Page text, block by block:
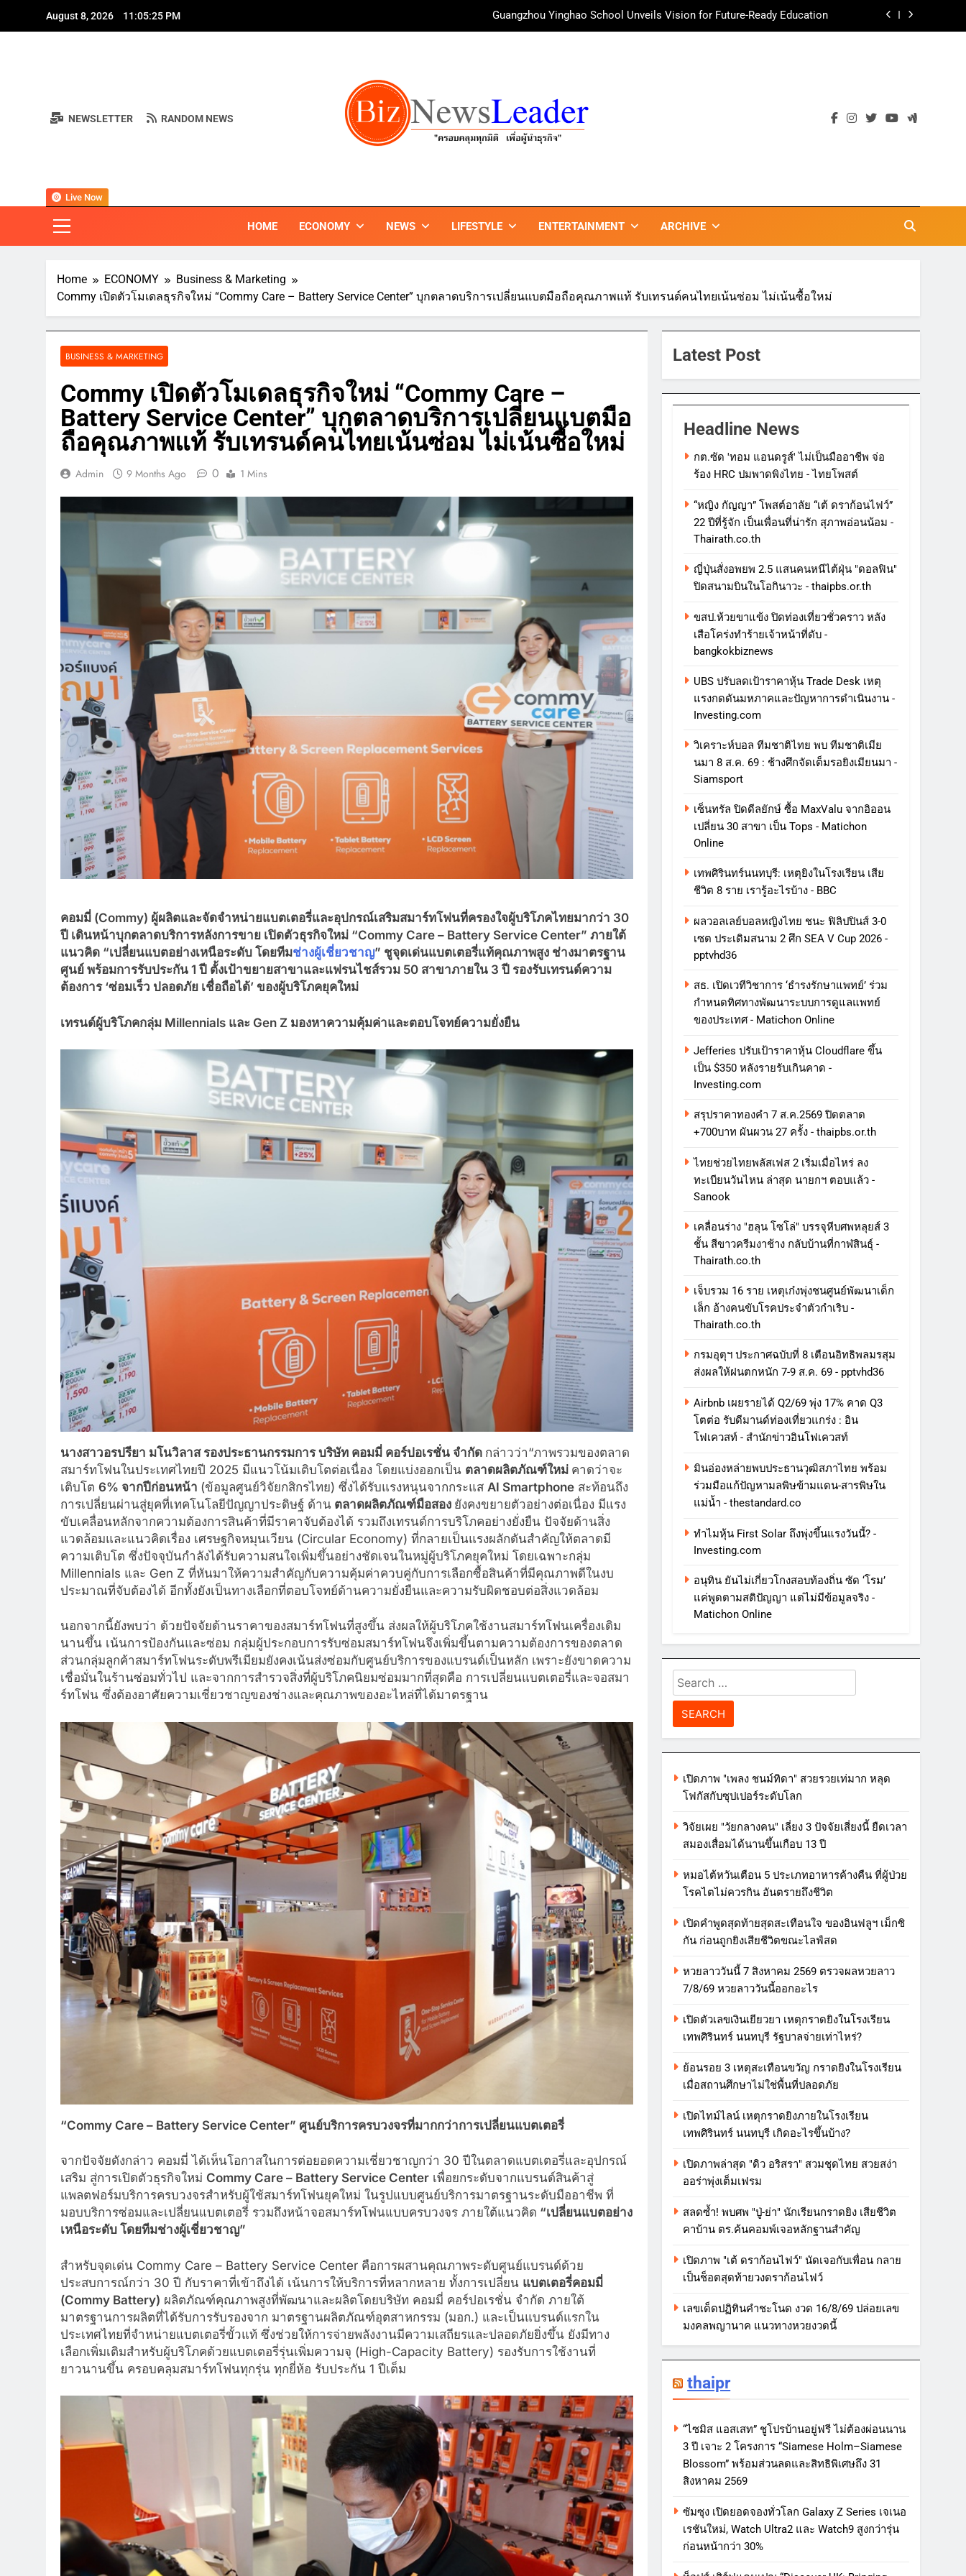
August 8, 2026 11:05:27 PM
AirAsia X SEE FAH พันธมิตรทางธุรกิจยาวนานกว่า 20 ปี ต่อยอดเสิร์ฟความอร่อย ยกเมนูระดับตำนาน “ข้าวหน้าไก่
บ้านหนองสองห้องจัดใหญ่ “แห่เทียนพรรษา – ผ้าป่าซาเล้งปลอดเหล้าเข้าพรรษา 2569” ชูพลังชุมชนสืบสานพุทธ
Guangzhou Yinghao School Unveils Vision for Future-Ready Education
AirAsia X SEE FAH พันธมิตรทางธุรกิจยาวนานกว่า 20 ปี ต่อยอดเสิร์ฟความอร่อย ยกเมนูระดับตำนาน “ข้าวหน้าไก่
NEWSLETTER RANDOM NEWS
HOME ECONOMY NEWS LIFESTYLE ENTERTAINMENT ARCHIVE
Live Now
Home ECONOMY
Business & Marketing
Commy เปิดตัวโมเดลธุรกิจใหม่ “Commy Care – Battery Service Center” บุกตลาดบริการเปลี่ยนแบตมือถือคุณภาพแท้ รับเทรนด์คนไทยเน้นซ่อม ไม่เน้นซื้อใหม่
BUSINESS & MARKETING
Commy เปิดตัวโมเดลธุรกิจใหม่ “Commy Care –
Battery Service Center” บุกตลาดบริการเปลี่ยนแบตมือ
ถือคุณภาพแท้ รับเทรนด์คนไทยเน้นซ่อม ไม่เน้นซื้อใหม่
Admin 9 Months Ago 0 1 Mins
คอมมี่ (Commy) ผู้ผลิตและจัดจำหน่ายแบตเตอรี่และอุปกรณ์เสริมสมาร์ทโฟนที่ครองใจผู้บริโภคไทยมากว่า 30
ปี เดินหน้าบุกตลาดบริการหลังการขาย เปิดตัวธุรกิจใหม่ “Commy Care – Battery Service Center” ภายใต้
แนวคิด “เปลี่ยนแบตอย่างเหนือระดับ โดยทีมช่างผู้เชี่ยวชาญ” ชูจุดเด่นแบตเตอรี่แท้คุณภาพสูง ช่างมาตรฐาน
ศูนย์ พร้อมการรับประกัน 1 ปี ตั้งเป้าขยายสาขาและแฟรนไชส์รวม 50 สาขาภายใน 3 ปี รองรับเทรนด์ความ
ต้องการ ‘ซ่อมเร็ว ปลอดภัย เชื่อถือได้’ ของผู้บริโภคยุคใหม่
เทรนด์ผู้บริโภคกลุ่ม Millennials และ Gen Z มองหาความคุ้มค่าและตอบโจทย์ความยั่งยืน
นางสาวอรปรียา มโนวิลาส รองประธานกรรมการ บริษัท คอมมี่ คอร์ปอเรชั่น จำกัด กล่าวว่า“ภาพรวมของตลาด
สมาร์ทโฟนในประเทศไทยปี 2025 มีแนวโน้มเติบโตต่อเนื่อง โดยแบ่งออกเป็น ตลาดผลิตภัณฑ์ใหม่ คาดว่าจะ
เติบโต 6% จากปีก่อนหน้า (ข้อมูลศูนย์วิจัยกสิกรไทย) ซึ่งได้รับแรงหนุนจากกระแส AI Smartphone สะท้อนถึง
การเปลี่ยนผ่านสู่ยุคที่เทคโนโลยีปัญญาประดิษฐ์ ด้าน ตลาดผลิตภัณฑ์มือสอง ยังคงขยายตัวอย่างต่อเนื่อง มีแรง
ขับเคลื่อนหลักจากความต้องการสินค้าที่มีราคาจับต้องได้ รวมถึงเทรนด์การบริโภคอย่างยั่งยืน ปัจจัยด้านสิ่ง
แวดล้อมและแนวคิดเรื่อง เศรษฐกิจหมุนเวียน (Circular Economy) ที่กลายเป็นแรงผลักดันสำคัญให้ตลาดมี
ความเติบโต ซึ่งปัจจุบันกำลังได้รับความสนใจเพิ่มขึ้นอย่างชัดเจนในหมู่ผู้บริโภคยุคใหม่ โดยเฉพาะกลุ่ม
Millennials และ Gen Z ที่หันมาให้ความสำคัญกับความคุ้มค่าควบคู่กับการเลือกซื้อสินค้าที่มีคุณภาพดีในงบ
ประมาณที่จับต้องได้ อีกทั้งยังเป็นทางเลือกที่ตอบโจทย์ด้านความยั่งยืนและความรับผิดชอบต่อสิ่งแวดล้อม
นอกจากนี้ยังพบว่า ด้วยปัจจัยด้านราคาของสมาร์ทโฟนที่สูงขึ้น ส่งผลให้ผู้บริโภคใช้งานสมาร์ทโฟนเครื่องเดิม
นานขึ้น เน้นการป้องกันและซ่อม กลุ่มผู้ประกอบการรับซ่อมสมาร์ทโฟนจึงเพิ่มขึ้นตามความต้องการของตลาด
ส่วนกลุ่มลูกค้าสมาร์ทโฟนระดับพรีเมียมยังคงเน้นส่งซ่อมกับศูนย์บริการของแบรนด์เป็นหลัก เพราะยังขาดความ
เชื่อมั่นในร้านซ่อมทั่วไป และจากการสำรวจสิ่งที่ผู้บริโภคนิยมซ่อมมากที่สุดคือ การเปลี่ยนแบตเตอรี่และจอสมา
ร์ทโฟน ซึ่งต้องอาศัยความเชี่ยวชาญของช่างและคุณภาพของอะไหล่ที่ได้มาตรฐาน
“Commy Care – Battery Service Center” ศูนย์บริการครบวงจรที่มากกว่าการเปลี่ยนแบตเตอรี่
จากปัจจัยดังกล่าว คอมมี่ ได้เห็นโอกาสในการต่อยอดความเชี่ยวชาญกว่า 30 ปีในตลาดแบตเตอรี่และอุปกรณ์
เสริม สู่การเปิดตัวธุรกิจใหม่ Commy Care – Battery Service Center เพื่อยกระดับจากแบรนด์สินค้าสู่
แพลตฟอร์มบริการครบวงจรสำหรับผู้ใช้สมาร์ทโฟนยุคใหม่ ในรูปแบบศูนย์บริการมาตรฐานระดับมืออาชีพ ที่
มอบบริการซ่อมและเปลี่ยนแบตเตอรี่ รวมถึงหน้าจอสมาร์ทโฟนแบบครบวงจร ภายใต้แนวคิด “เปลี่ยนแบตอย่าง
เหนือระดับ โดยทีมช่างผู้เชี่ยวชาญ”
สำหรับจุดเด่น Commy Care – Battery Service Center คือการผสานคุณภาพระดับศูนย์แบรนด์ด้วย
ประสบการณ์กว่า 30 ปี กับราคาที่เข้าถึงได้ เน้นการให้บริการที่หลากหลาย ทั้งการเปลี่ยน แบตเตอรี่คอมมี่
(Commy Battery) ผลิตภัณฑ์คุณภาพสูงที่พัฒนาและผลิตโดยบริษัท คอมมี่ คอร์ปอเรชั่น จำกัด ภายใต้
มาตรฐานการผลิตที่ได้รับการรับรองจาก มาตรฐานผลิตภัณฑ์อุตสาหกรรม (มอก.) และเป็นแบรนด์แรกใน
ประเทศไทยที่จำหน่ายแบตเตอรี่ขั้วแท้ ซึ่งช่วยให้การจ่ายพลังงานมีความเสถียรและปลอดภัยยิ่งขึ้น ยังมีทาง
เลือกเพิ่มเติมสำหรับผู้บริโภคด้วยแบตเตอรี่รุ่นเพิ่มความจุ (High-Capacity Battery) รองรับการใช้งานที่
ยาวนานขึ้น ครอบคลุมสมาร์ทโฟนทุกรุ่น ทุกยี่ห้อ รับประกัน 1 ปีเต็ม
Latest Post
Headline News
กต.ซัด 'ทอม แอนดรูส์' ไม่เป็นมืออาชีพ จ่อ
ร้อง HRC ปมพาดพิงไทย - ไทยโพสต์
“หญิง กัญญา” โพสต์อาลัย “เต้ ดราก้อนไฟว์”
22 ปีที่รู้จัก เป็นเพื่อนที่น่ารัก สุภาพอ่อนน้อม -
Thairath.co.th
ญี่ปุ่นสั่งอพยพ 2.5 แสนคนหนีไต้ฝุ่น "ดอลฟิน"
ปิดสนามบินในโอกินาวะ - thaipbs.or.th
ขสป.ห้วยขาแข้ง ปิดท่องเที่ยวชั่วคราว หลัง
เสือโคร่งทำร้ายเจ้าหน้าที่ดับ -
bangkokbiznews
UBS ปรับลดเป้าราคาหุ้น Trade Desk เหตุ
แรงกดดันมหภาคและปัญหาการดําเนินงาน -
Investing.com
วิเคราะห์บอล ทีมชาติไทย พบ ทีมชาติเมีย
นมา 8 ส.ค. 69 : ช้างศึกจัดเต็มรอยิงเมียนมา -
Siamsport
เซ็นทรัล ปิดดีลยักษ์ ซื้อ MaxValu จากอิออน
เปลี่ยน 30 สาขา เป็น Tops - Matichon
Online
เทพศิรินทร์นนทบุรี: เหตุยิงในโรงเรียน เสีย
ชีวิต 8 ราย เรารู้อะไรบ้าง - BBC
ผลวอลเลย์บอลหญิงไทย ชนะ ฟิลิปปินส์ 3-0
เซต ประเดิมสนาม 2 ศึก SEA V Cup 2026 -
pptvhd36
สธ. เปิดเวทีวิชาการ ‘ธำรงรักษาแพทย์’ ร่วม
กำหนดทิศทางพัฒนาระบบการดูแลแพทย์
ของประเทศ - Matichon Online
Jefferies ปรับเป้าราคาหุ้น Cloudflare ขึ้น
เป็น $350 หลังรายรับเกินคาด -
Investing.com
สรุปราคาทองคำ 7 ส.ค.2569 ปิดตลาด
+700บาท ผันผวน 27 ครั้ง - thaipbs.or.th
ไทยช่วยไทยพลัสเฟส 2 เริ่มเมื่อไหร่ ลง
ทะเบียนวันไหน ล่าสุด นายกฯ ตอบแล้ว -
Sanook
เคลื่อนร่าง "ฮลุน โซโล่" บรรจุหีบศพหลุยส์ 3
ชั้น สีขาวครีมงาช้าง กลับบ้านที่กาฬสินธุ์ -
Thairath.co.th
เจ็บรวม 16 ราย เหตุเก๋งพุ่งชนศูนย์พัฒนาเด็ก
เล็ก อ้างคนขับโรคประจำตัวกำเริบ -
Thairath.co.th
กรมอุตุฯ ประกาศฉบับที่ 8 เตือนอิทธิพลมรสุม
ส่งผลให้ฝนตกหนัก 7-9 ส.ค. 69 - pptvhd36
Airbnb เผยรายได้ Q2/69 พุ่ง 17% คาด Q3
โตต่อ รับดีมานด์ท่องเที่ยวแกร่ง : อิน
โฟเควสท์ - สำนักข่าวอินโฟเควสท์
มินอ่องหล่ายพบประธานวุฒิสภาไทย พร้อม
ร่วมมือแก้ปัญหามลพิษข้ามแดน-สารพิษใน
แม่น้ำ - thestandard.co
ทําไมหุ้น First Solar ถึงพุ่งขึ้นแรงวันนี้? -
Investing.com
อนุทิน ยันไม่เกี่ยวโกงสอบท้องถิ่น ซัด ‘โรม’
แค่พูดตามสติปัญญา แต่ไม่มีข้อมูลจริง -
Matichon Online
Search
for:
เปิดภาพ "เพลง ชนม์ทิดา" สวยรวยเท่มาก หลุด
โฟกัสกับซุปเปอร์ระดับโลก
วิจัยเผย "วัยกลางคน" เลี่ยง 3 ปัจจัยเสี่ยงนี้ ยืดเวลา
สมองเสื่อมได้นานขึ้นเกือบ 13 ปี
หมอไต้หวันเตือน 5 ประเภทอาหารค้างคืน ที่ผู้ป่วย
โรคไตไม่ควรกิน อันตรายถึงชีวิต
เปิดคำพูดสุดท้ายสุดสะเทือนใจ ของอินฟลูฯ เม็กซิ
กัน ก่อนถูกยิงเสียชีวิตขณะไลฟ์สด
หวยลาววันนี้ 7 สิงหาคม 2569 ตรวจผลหวยลาว
7/8/69 หวยลาววันนี้ออกอะไร
เปิดตัวเลขเงินเยียวยา เหตุกราดยิงในโรงเรียน
เทพศิรินทร์ นนทบุรี รัฐบาลจ่ายเท่าไหร่?
ย้อนรอย 3 เหตุสะเทือนขวัญ กราดยิงในโรงเรียน
เมื่อสถานศึกษาไม่ใช่พื้นที่ปลอดภัย
เปิดไทม์ไลน์ เหตุกราดยิงภายในโรงเรียน
เทพศิรินทร์ นนทบุรี เกิดอะไรขึ้นบ้าง?
เปิดภาพล่าสุด "ดิว อริสรา" สวมชุดไทย สวยสง่า
ออร่าพุ่งเต็มเฟรม
สลดซ้ำ! พบศพ "ปู่-ย่า" นักเรียนกราดยิง เสียชีวิต
คาบ้าน ตร.ค้นคอมพ์เจอหลักฐานสำคัญ
เปิดภาพ "เต้ ดราก้อนไฟว์" นัดเจอกับเพื่อน กลาย
เป็นช็อตสุดท้ายวงดราก้อนไฟว์
เลขเด็ดปฏิทินคำชะโนด งวด 16/8/69 ปล่อยเลข
มงคลพญานาค แนวทางหวยงวดนี้
thaipr
“ไซมิส แอสเสท” ชูโปรบ้านอยู่ฟรี ไม่ต้องผ่อนนาน
3 ปี เจาะ 2 โครงการ “Siamese Holm–Siamese
Blossom” พร้อมส่วนลดและสิทธิพิเศษถึง 31
สิงหาคม 2569
ซัมซุง เปิดยอดจองทั่วโลก Galaxy Z Series เจเนอ
เรชันใหม่, Watch Ultra2 และ Watch9 สูงกว่ารุ่น
ก่อนหน้ากว่า 30%